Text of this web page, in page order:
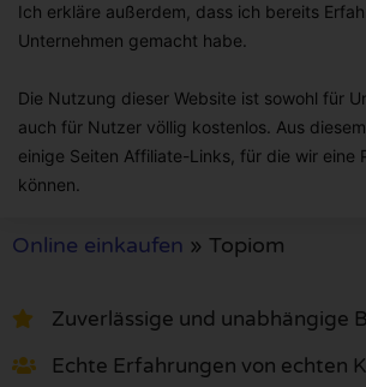
Ich erkläre außerdem, dass ich bereits
Unternehmen gemacht habe.
Die Nutzung dieser Website ist sowohl für
auch für Nutzer völlig kostenlos. Aus
einige Seiten Affiliate-Links, für die wir eine
können.
Online einkaufen » Topiom
Zuverlässige und unabhängige
Echte Erfahrungen von echten